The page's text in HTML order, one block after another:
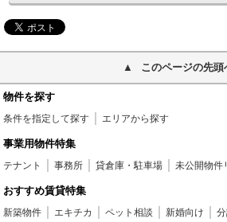
このページの先頭
物件を探す
条件を指定して探す エリアから探す
事業用物件特集
テナント 事務所 貸倉庫・駐車場 未公開物件
おすすめ賃貸特集
新築物件 エキチカ ペット相談 新婚向け